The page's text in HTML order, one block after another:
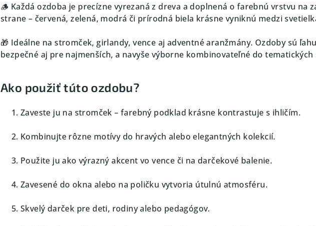
🪵 Každá ozdoba je precízne vyrezaná z dreva a doplnená o farebnú vrstvu na
strane – červená, zelená, modrá či prírodná biela krásne vyniknú medzi
🎁 Ideálne na stromček, girlandy, vence aj adventné aranžmány. Ozdoby sú
bezpečné aj pre najmenších, a navyše výborne kombinovateľné do tematických
Ako použiť túto ozdobu?
Zaveste ju na stromček – farebný podklad krásne kontrastuje s ihličím.
Kombinujte rôzne motívy do hravých alebo elegantných kolekcií.
Použite ju ako výrazný akcent vo vence či na darčekové balenie.
Zavesené do okna alebo na poličku vytvoria útulnú atmosféru.
Skvelý darček pre deti, rodiny alebo pedagógov.